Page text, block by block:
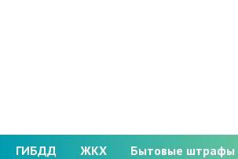
ГИБДД ЖКХ Бытовые штрафы